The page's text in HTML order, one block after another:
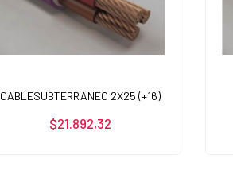
CABLESUBTERRANEO 2X25 (+16)
$21.892,32